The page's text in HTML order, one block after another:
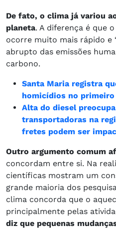
De fato, o clima já variou
planeta. A diferença é que
ocorre muito mais rápido e
abrupto das emissões
carbono.
Santa Maria registra
homicídios no
Alta do diesel
transportadoras na
fretes podem ser
Outro argumento comum
concordam entre si. Na
científicas mostram um
grande maioria dos
clima concorda que o
principalmente pelas
diz que pequenas